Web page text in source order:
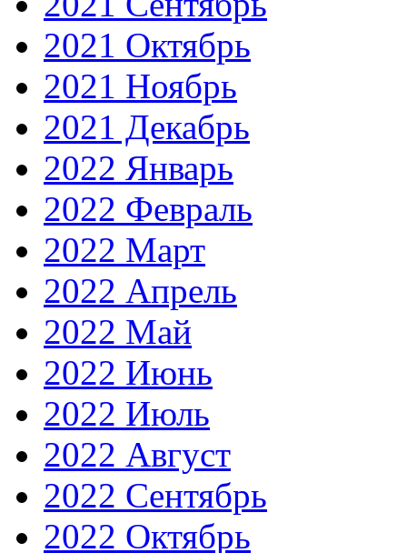
2021 Октябрь
2021 Ноябрь
2021 Декабрь
2022 Январь
2022 Февраль
2022 Март
2022 Апрель
2022 Май
2022 Июнь
2022 Июль
2022 Август
2022 Сентябрь
2022 Октябрь